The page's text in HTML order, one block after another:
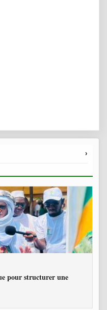
›
pour structurer une